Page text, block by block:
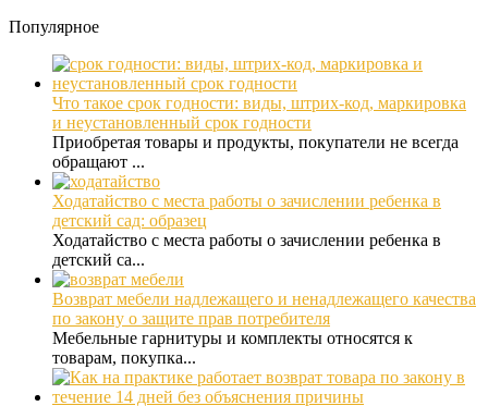
Популярное
Что такое срок годности: виды, штрих-код, маркировка
и неустановленный срок годности
Приобретая товары и продукты, покупатели не всегда
обращают ...
Ходатайство с места работы о зачислении ребенка в
детский сад: образец
Ходатайство с места работы о зачислении ребенка в
детский са...
Возврат мебели надлежащего и ненадлежащего качества
по закону о защите прав потребителя
Мебельные гарнитуры и комплекты относятся к
товарам, покупка...